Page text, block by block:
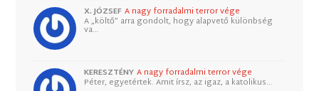
X. JÓZSEF A nagy forradalmi terror vége
A „költő” arra gondolt, hogy alapvető különbség
va…
KERESZTÉNY A nagy forradalmi terror vége
Péter, egyetértek. Amit írsz, az igaz, a katolikus…